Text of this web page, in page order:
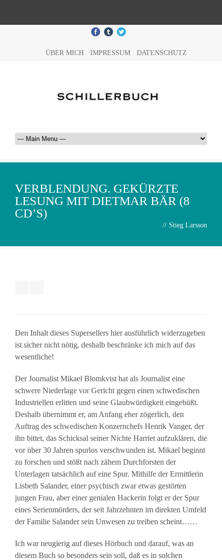
ÜBER MICH IMPRESSUM DATENSCHUTZ
VERBLENDUNG. GEKÜRZTE
LESUNG MIT DIETMAR BÄR (8
CD’S)
// Stieg Larsson
Den Inhalt dieses Supersellers hier ausführlich widerzugeben
ist sicher nicht nötig, deshalb beschränke ich mich auf das
wesentliche!
Der Journalist Mikael Blomkvist hat als Journalist eine
schwere Niederlage vor Gericht gegen einen schwedischen
Industriellen erlitten und seine Glaubwürdigkeit eingebüßt.
Deshalb übernimmt er, am Anfang eher zögerlich, den
Auftrag des schwedischen Konzernchefs Henrik Vanger, der
ihn bittet, das Schicksal seiner Nichte Harriet aufzuklären, die
vor über 30 Jahren spurlos verschwunden ist. Mikael beginnt
zu forschen und stößt nach zähem Durchforsten der
Unterlagen tatsächlich auf eine Spur. Mithilfe der Ermittlerin
Lisbeth Salander, einer psychisch zwar etwas gestörten
jungen Frau, aber einer genialen Hackerin folgt er der Spur
eines Serienmörders, der seit Jahrzehnten im direkten Umfeld
der Familie Salander sein Unwesen zu treiben scheint……
Ich war neugierig auf dieses Hörbuch und darauf, was an
diesem Buch so besonders sein soll, daß es in solchen